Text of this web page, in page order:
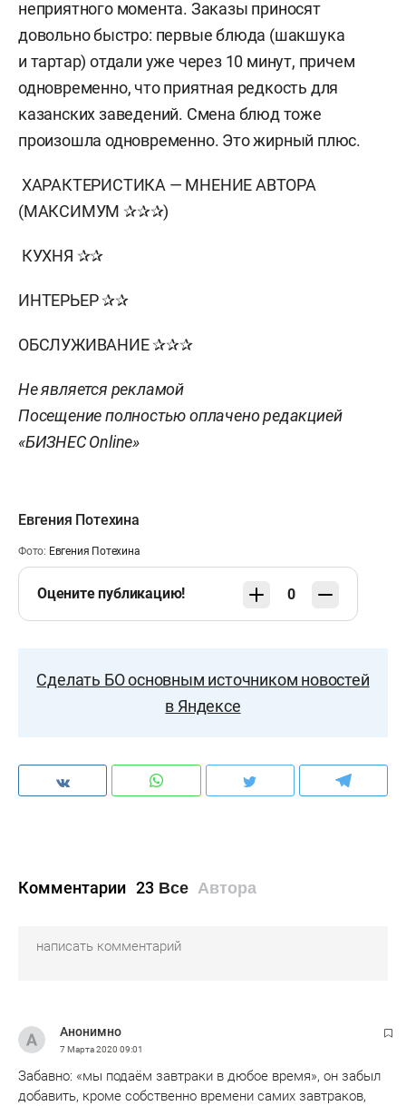
неприятного момента. Заказы приносят
довольно быстро: первые блюда (шакшука
и тартар) отдали уже через 10 минут, причем
одновременно, что приятная редкость для
казанских заведений. Смена блюд тоже
произошла одновременно. Это жирный плюс.
ХАРАКТЕРИСТИКА — МНЕНИЕ АВТОРА
(МАКСИМУМ ✰✰✰)
КУХНЯ ✰✰
ИНТЕРЬЕР ✰✰
ОБСЛУЖИВАНИЕ ✰✰✰
Не является рекламой
Посещение полностью оплачено редакцией
«БИЗНЕС Online»
Евгения Потехина
Фото: Евгения Потехина
Оцените публикацию! 0
Сделать БО основным источником новостей
в Яндексе
Комментарии 23 Все Автора
Анонимно
7 Марта 2020 09:01
Забавно: «мы подаём завтраки в дюбое время», он забыл
добавить, кроме собственно времени самих завтраков,